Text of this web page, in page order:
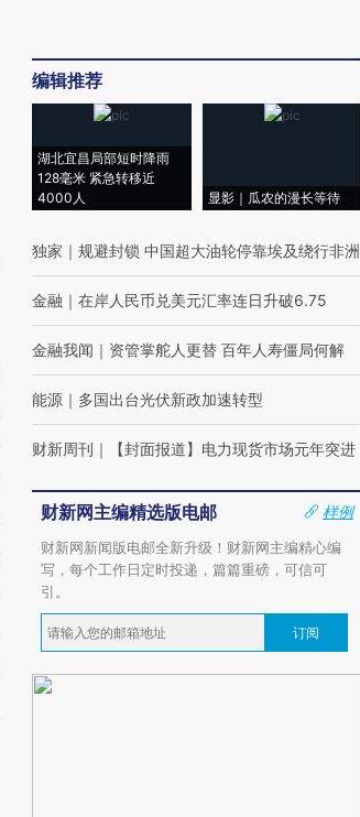
编辑推荐
湖北宜昌局部短时降雨
128毫米 紧急转移近
4000人
显影｜瓜农的漫长等待
独家 ｜ 规避封锁 中国超大油轮停靠埃及绕行非洲
金融 ｜ 在岸人民币兑美元汇率连日升破6.75
金融我闻 ｜ 资管掌舵人更替 百年人寿僵局何解
能源 ｜ 多国出台光伏新政加速转型
财新周刊 ｜ 【封面报道】电力现货市场元年突进
财新网主编精选版电邮
样例
财新网新闻版电邮全新升级！财新网主编精心编
写，每个工作日定时投递，篇篇重磅，可信可
引。
订阅